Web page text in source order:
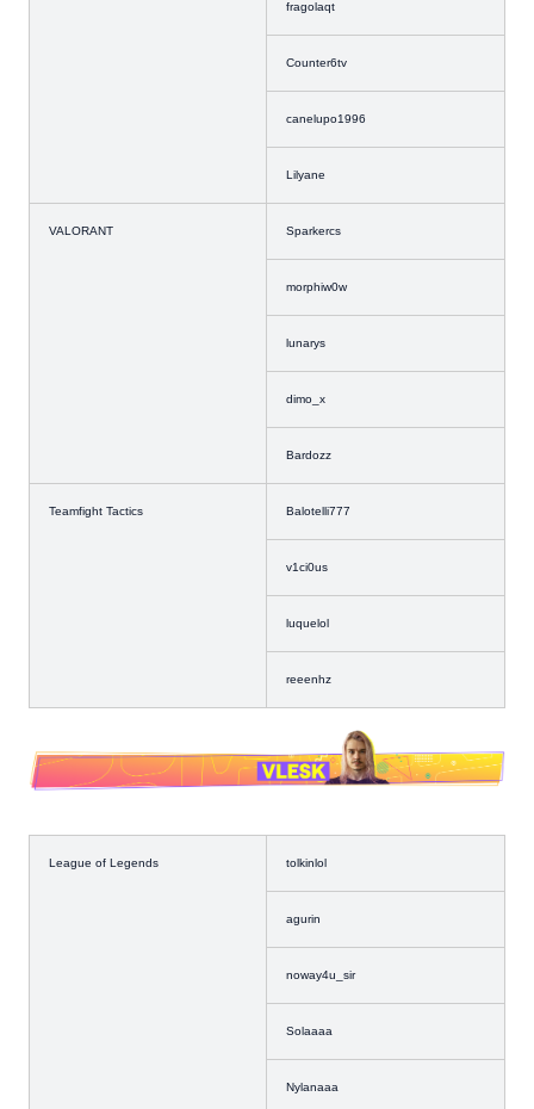
fragolaqt
Counter6tv
canelupo1996
Lilyane
VALORANT Sparkercs
morphiw0w
lunarys
dimo_x
Bardozz
Teamfight Tactics Balotelli777
v1ci0us
luquelol
reeenhz
League of Legends tolkinlol
agurin
noway4u_sir
Solaaaa
Nylanaaa